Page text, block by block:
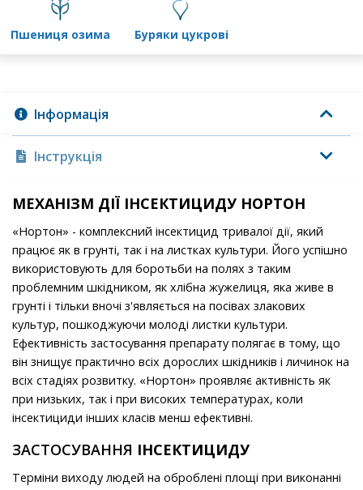
пшениця озима буряки цукрові
Інформація
Інструкція
МЕХАНІЗМ ДІЇ ІНСЕКТИЦИДУ НОРТОН
«Нортон» - комплексний інсектицид тривалої дії, який
працює як в грунті, так і на листках культури. Його успішно
використовують для боротьби на полях з таким
проблемним шкідником, як хлібна жужелиця, яка живе в
грунті і тільки вночі з'являється на посівах злакових
культур, пошкоджуючи молоді листки культури.
Ефективність застосування препарату полягає в тому, що
він знищує практично всіх дорослих шкідників і личинок на
всіх стадіях розвитку. «Нортон» проявляє активність як
при низьких, так і при високих температурах, коли
інсектициди інших класів менш ефективні.
ЗАСТОСУВАННЯ ІНСЕКТИЦИДУ
Терміни виходу людей на оброблені площі при виконанні